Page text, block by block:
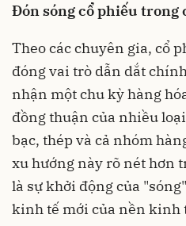
Đón sóng cổ phiếu trong
Theo các chuyên gia, cổ
đóng vai trò dẫn dắt
nhận một chu kỳ hàng
đồng thuận của nhiều
bạc, thép và cả nhóm
xu hướng này rõ nét hơn
là sự khởi động của
kinh tế mới của nền kinh